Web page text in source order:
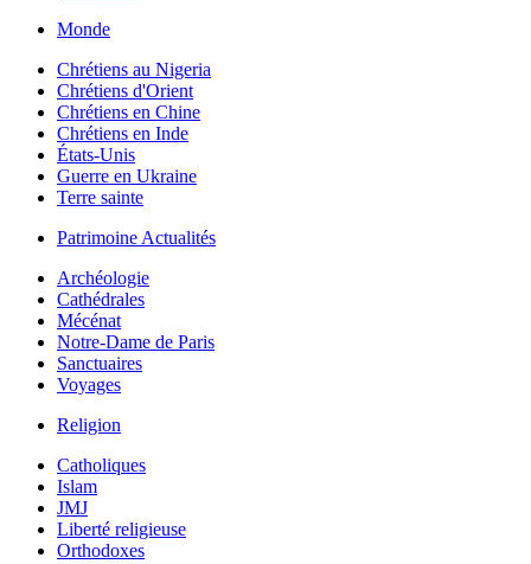
Monde
Chrétiens au Nigeria
Chrétiens d'Orient
Chrétiens en Chine
Chrétiens en Inde
États-Unis
Guerre en Ukraine
Terre sainte
Patrimoine Actualités
Archéologie
Cathédrales
Mécénat
Notre-Dame de Paris
Sanctuaires
Voyages
Religion
Catholiques
Islam
JMJ
Liberté religieuse
Orthodoxes